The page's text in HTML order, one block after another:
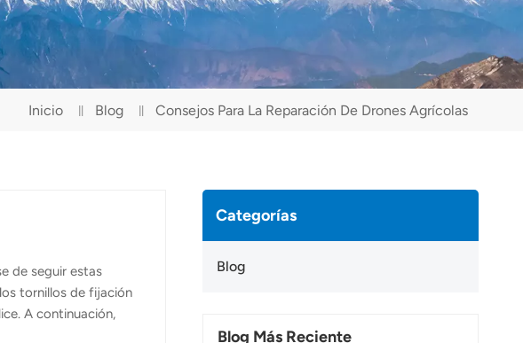
Português(Portugal)
Português(Brasil)
Türkçe
Inicio Blog Consejos Para La Reparación De Drones Agrícolas
Categorías
Blog
Blog Más Reciente
de seguir estas
tornillos de fijación
A continuación,